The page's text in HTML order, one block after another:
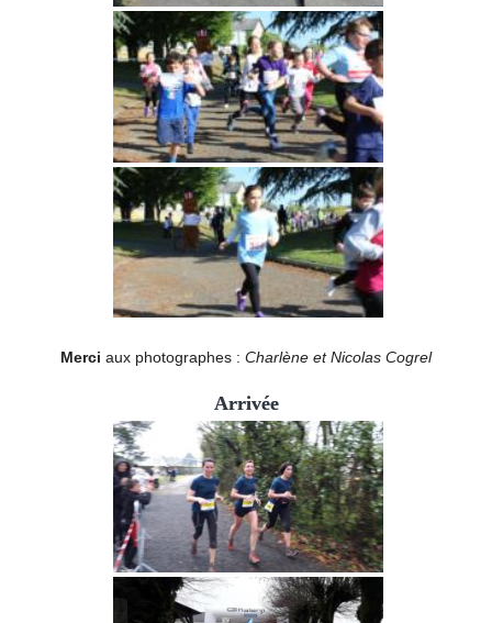
Merci aux photographes : Charlène et Nicolas Cogrel
Arrivée